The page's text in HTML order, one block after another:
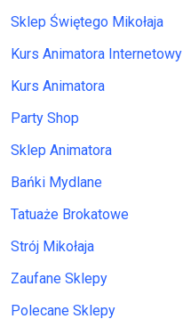
Sklep Świętego Mikołaja
Kurs Animatora Internetowy
Kurs Animatora
Party Shop
Sklep Animatora
Bańki Mydlane
Tatuaże Brokatowe
Strój Mikołaja
Zaufane Sklepy
Polecane Sklepy